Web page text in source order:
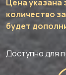
Цена указана
количество
будет
Доступно для